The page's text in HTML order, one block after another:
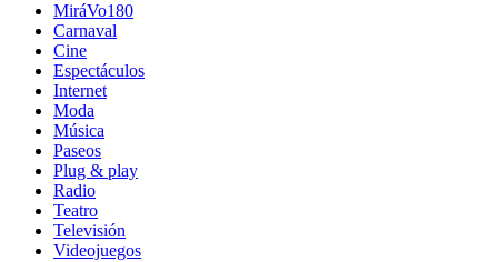
MiráVo180
Carnaval
Cine
Espectáculos
Internet
Moda
Música
Paseos
Plug & play
Radio
Teatro
Televisión
Videojuegos